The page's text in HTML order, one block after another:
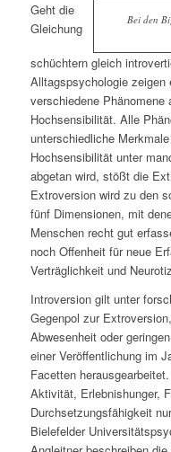
Bei den
Geht die
Gleichung
schüchtern gleich
Alltagspsychologie zeigen
verschiedene
Hochsensibilität. Alle
unterschiedliche
Hochsensibilität unter
abgetan wird, stößt die
Extroversion wird zu den
fünf Dimensionen, mit
Menschen recht gut
noch Offenheit für neue
Verträglichkeit und
Introversion gilt unter
Gegenpol zur
Abwesenheit oder
einer Veröffentlichung im
Facetten
Aktivität, Erlebnishunger,
Durchsetzungsfähigkeit
Bielefelder